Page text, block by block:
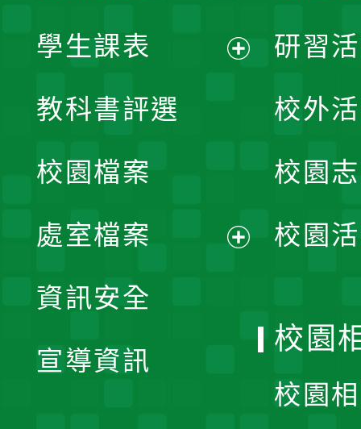
學生課表
單
教科書評選
校園檔案
處室檔案
資訊安全
宣導資訊
研習
校外
校園
校園
校園
校園